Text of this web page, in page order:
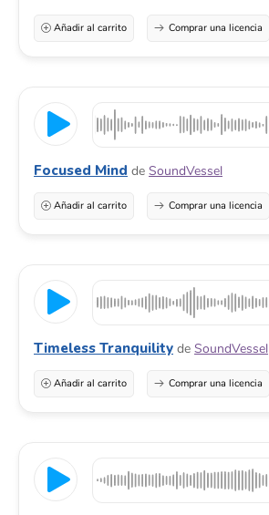
Añadir al carrito Comprar una licencia
Focused Mind de SoundVessel
Añadir al carrito Comprar una licencia
Timeless Tranquility de SoundVessel
Añadir al carrito Comprar una licencia